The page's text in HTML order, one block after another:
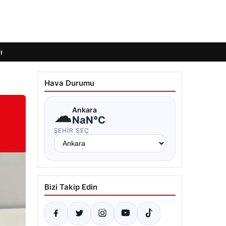
Hava Durumu
☁Ankara
NaN°C
ŞEHIR SEÇ
Bizi Takip Edin